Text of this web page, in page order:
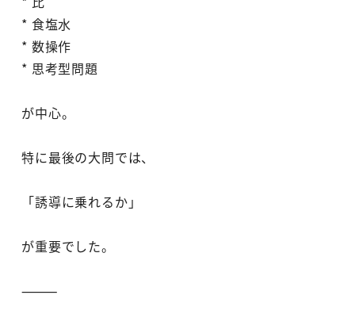
* 食塩水
* 数操作
* 思考型問題
が中心。
特に最後の大問では、
「誘導に乗れるか」
が重要でした。
⸻